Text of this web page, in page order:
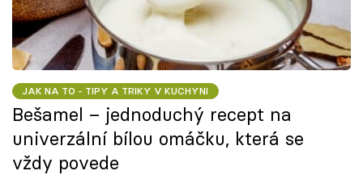
Sledujte nás
JAK NA TO - TIPY A TRIKY V KUCHYNI
Bešamel – jednoduchý recept na
univerzální bílou omáčku, která se
vždy povede